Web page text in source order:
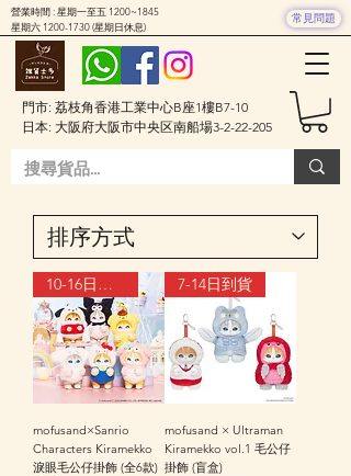
門市: 荔枝角香港工業中心B座1樓B7-10
日本: 大阪府大阪市中央区南船場3-2-22-205
營業時間 : 星期一至五 1200~1845
星期六 1200-1730(星期日休息)
常見問題
10-16日到貨
mofusand×Sanrio
Characters Kiramekko
淚眼毛公仔掛飾 (全6款)
7-14日到貨
mofusand × Ultraman
Kiramekko vol.1 毛公仔
掛飾 (盲盒)